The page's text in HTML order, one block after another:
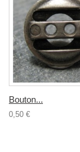
Bouton...
0,50 €